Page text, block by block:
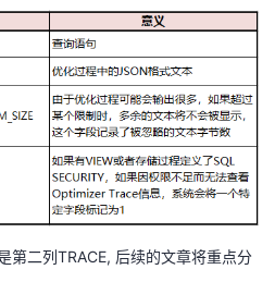
第二列TRACE, 后续的文章将重点分